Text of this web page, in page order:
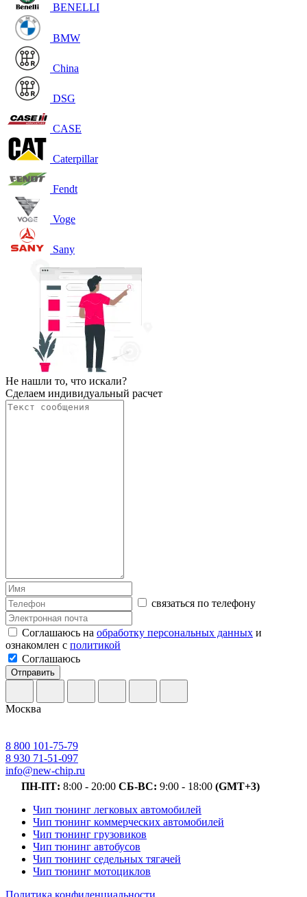
BENELLI
BMW
China
DSG
CASE
Caterpillar
Fendt
Voge
Sany
Не нашли то, что искали?
Сделаем индивидуальный расчет
связаться по телефону
Соглашаюсь на обработку персональных данных и
ознакомлен с политикой
Соглашаюсь
Отправить
Москва
8 800 101-75-79
8 930 71-51-097
info@new-chip.ru
ПН-ПТ: 8:00 - 20:00 СБ-ВС: 9:00 - 18:00 (GMT+3)
Чип тюнинг легковых автомобилей
Чип тюнинг коммерческих автомобилей
Чип тюнинг грузовиков
Чип тюнинг автобусов
Чип тюнинг седельных тягачей
Чип тюнинг мотоциклов
Политика конфиденциальности